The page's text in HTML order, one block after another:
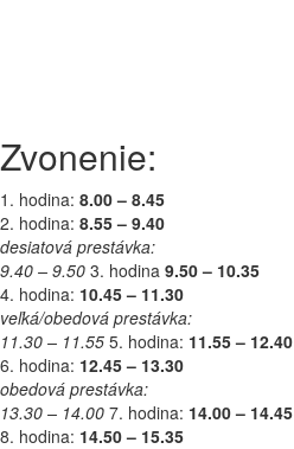
Zvonenie:
1. hodina: 8.00 – 8.45
2. hodina: 8.55 – 9.40
desiatová prestávka:
9.40 – 9.50 3. hodina 9.50 – 10.35
4. hodina: 10.45 – 11.30
veľká/obedová prestávka:
11.30 – 11.55 5. hodina: 11.55 – 12.40
6. hodina: 12.45 – 13.30
obedová prestávka:
13.30 – 14.00 7. hodina: 14.00 – 14.45
8. hodina: 14.50 – 15.35